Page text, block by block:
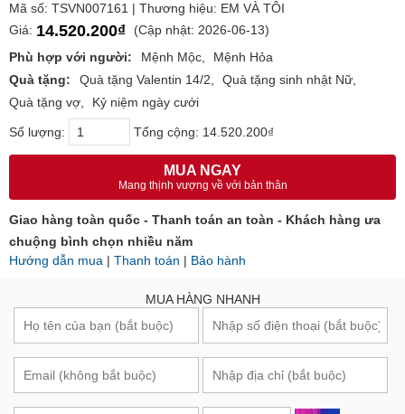
Mã số: TSVN007161 | Thương hiệu: EM VÀ TÔI
Giá: 14.520.200₫
(Cập nhật: 2026-06-13)
Phù hợp với người:
Mệnh Mộc
Mệnh Hỏa
Quà tặng:
Quà tặng Valentin 14/2
Quà tặng sinh nhật Nữ
Quà tặng vợ
Kỷ niệm ngày cưới
Số lượng: Tổng cộng: 14.520.200₫
MUA NGAY
Mang thịnh vượng về với bản thân
Giao hàng toàn quốc - Thanh toán an toàn - Khách hàng ưa
chuộng bình chọn nhiều năm
Hướng dẫn mua | Thanh toán | Bảo hành
MUA HÀNG NHANH